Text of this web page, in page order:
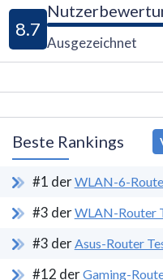
8.7
Ausgezeichnet
Beste Rankings
#1 derWLAN-6-
#3 derWLAN-Router
#3 derAsus-Router
#12 derGaming-